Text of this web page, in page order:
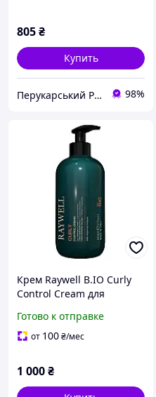
805₴
Купить
Перукарський Рай 98%
Крем Raywell B.IO Curly
Control Cream для
RR622, 200 мл
Готово к отправке
от 100₴/мес
1 000₴